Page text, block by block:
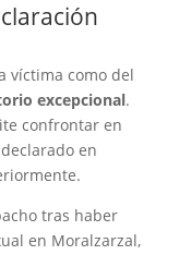
víctima como del
excepcional.
confrontar en
en
tras haber
en Moralzarzal,